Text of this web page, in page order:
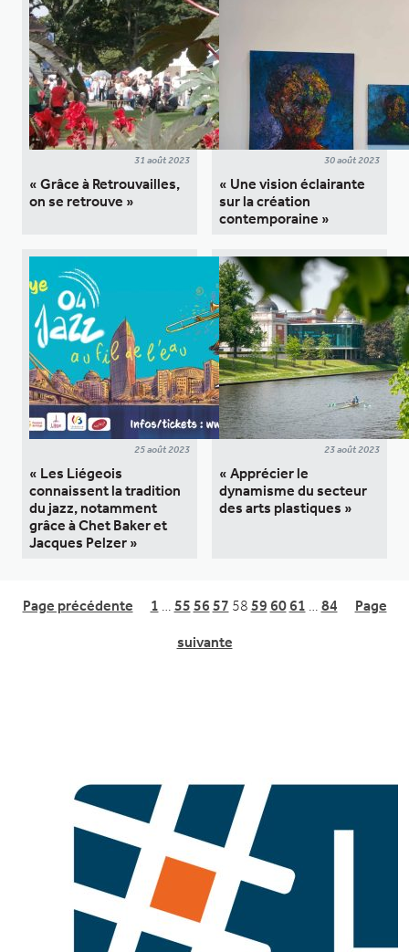
31 août 2023
« Grâce à Retrouvailles,
on se retrouve »
30 août 2023
« Une vision éclairante
sur la création
contemporaine »
25 août 2023
« Les Liégeois
connaissent la tradition
du jazz, notamment
grâce à Chet Baker et
Jacques Pelzer »
23 août 2023
« Apprécier le
dynamisme du secteur
des arts plastiques »
Page précédente 1 55 56 57 58 59 60 61 84 Page
suivante